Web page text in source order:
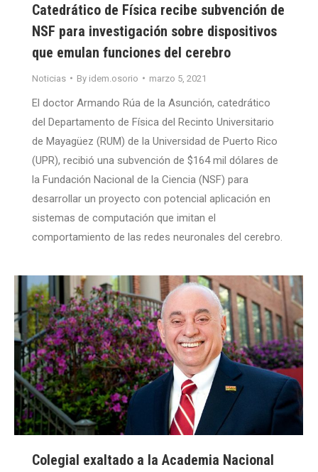
Catedrático de Física recibe subvención de
NSF para investigación sobre dispositivos
que emulan funciones del cerebro
Noticias By idem.osorio marzo 5, 2021
El doctor Armando Rúa de la Asunción, catedrático
del Departamento de Física del Recinto Universitario
de Mayagüez (RUM) de la Universidad de Puerto Rico
(UPR), recibió una subvención de $164 mil dólares de
la Fundación Nacional de la Ciencia (NSF) para
desarrollar un proyecto con potencial aplicación en
sistemas de computación que imitan el
comportamiento de las redes neuronales del cerebro.
Colegial exaltado a la Academia Nacional